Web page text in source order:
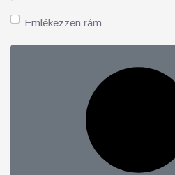
Emlékezzen rám